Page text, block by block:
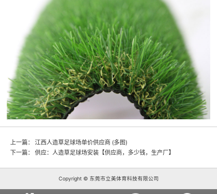
上一篇：
江西人造草足球场单价供应商 (多图)
下一篇：
供应：人造草足球场安装【供应商，多少钱，生产厂】
Copyright © 东莞市立美体育科技有限公司